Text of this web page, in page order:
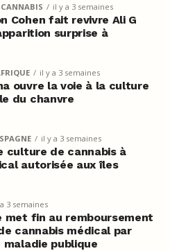
CANNABIS il y a 3 semaines
Cohen fait revivre Ali G
surprise à
il y a 3 semaines
ouvre la voie à la culture
du chanvre
il y a 3 semaines
culture de cannabis à
autorisée aux îles
3 semaines
met fin au remboursement
cannabis médical par
maladie publique